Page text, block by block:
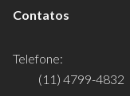
Contatos
Telefone:
(11) 4799-4832